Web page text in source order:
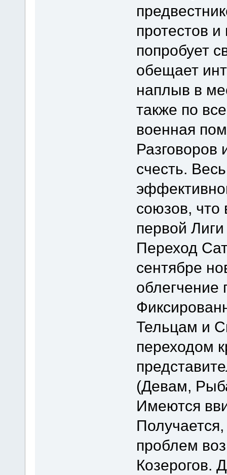
протестов
попробует
обещает
наплыв в
также по
военная
Разговоров
счесть.
союзов,
первой
Переход
сентябре
облегчение
Тельцам и
переходом
(Девам,
Имеются
проблем
Козерогов.